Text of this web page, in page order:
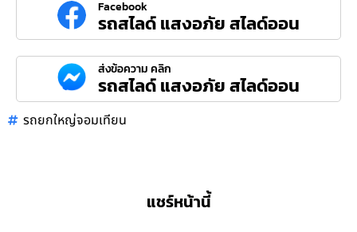
Facebook
รถสไลด์ แสงอภัย สไลด์ออน
ส่งข้อความ คลิก
รถสไลด์ แสงอภัย สไลด์ออน
รถยกใหญ่จอมเทียน
แชร์หน้านี้